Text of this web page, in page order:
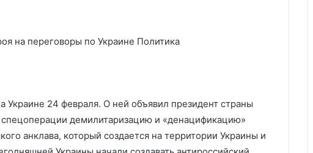
на переговоры по Украине Политика
Украине 24 февраля. О ней объявил президент страны
демилитаризацию и «денацификацию»
анклава, который создается на территории Украины и